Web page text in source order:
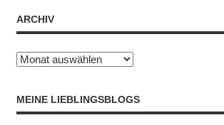
ARCHIV
Archiv
MEINE LIEBLINGSBLOGS